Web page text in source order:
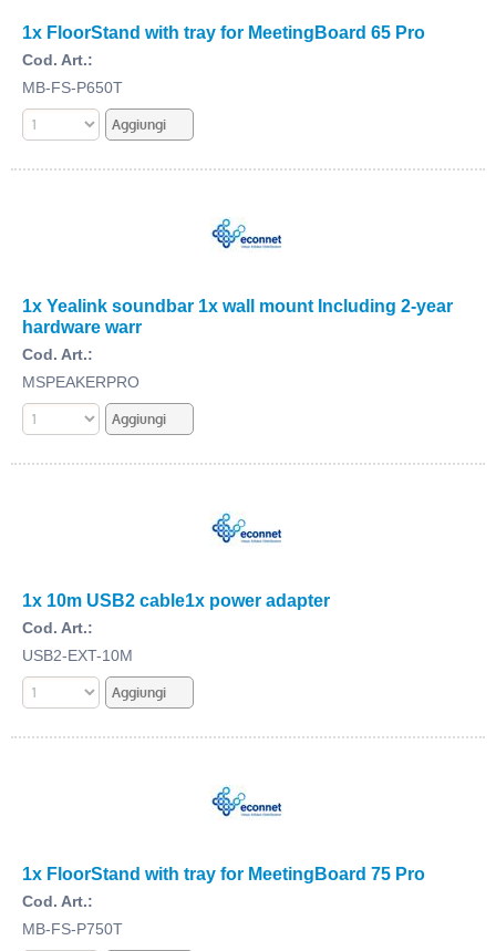
1x FloorStand with tray for MeetingBoard 65 Pro
Cod. Art.:
MB-FS-P650T
1x Yealink soundbar 1x wall mount Including 2-year
hardware warr
Cod. Art.:
MSPEAKERPRO
1x 10m USB2 cable1x power adapter
Cod. Art.:
USB2-EXT-10M
1x FloorStand with tray for MeetingBoard 75 Pro
Cod. Art.:
MB-FS-P750T